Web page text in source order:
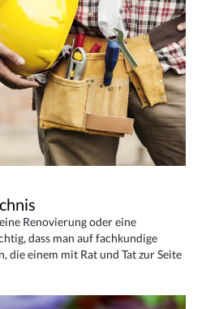
Renovierung oder eine
dass man auf fachkundige
die einem mit Rat und Tat zur Seite